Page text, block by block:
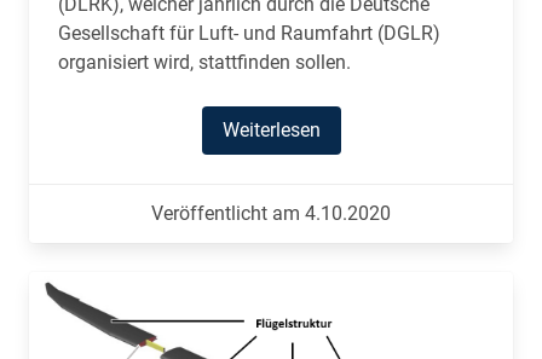
(DLRK), welcher jährlich durch die Deutsche
Gesellschaft für Luft- und Raumfahrt (DGLR)
organisiert wird, stattfinden sollen.
Weiterlesen
Veröffentlicht am 4.10.2020